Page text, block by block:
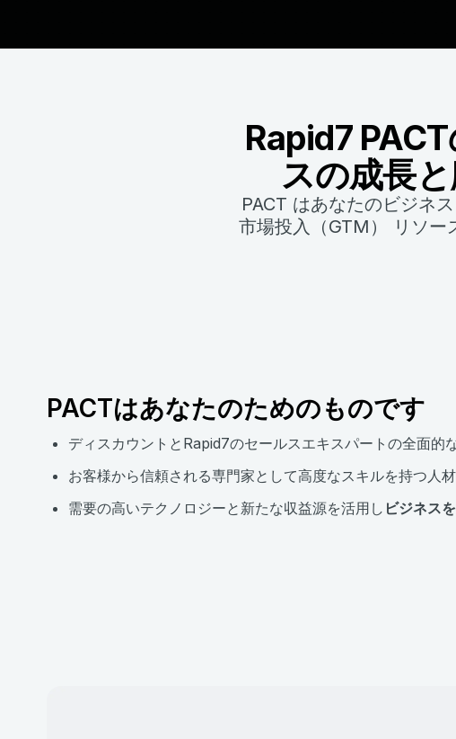
Rapid7
スの成長
PACT はあなたのビジネ
市場投入（GTM） リソー
PACTはあなたのためのものです
ディスカウントとRapid7のセールスエキスパートの全面的
お客様から信頼される専門家として高度なスキルを持つ人材
需要の高いテクノロジーと新たな収益源を活用し ビジネス